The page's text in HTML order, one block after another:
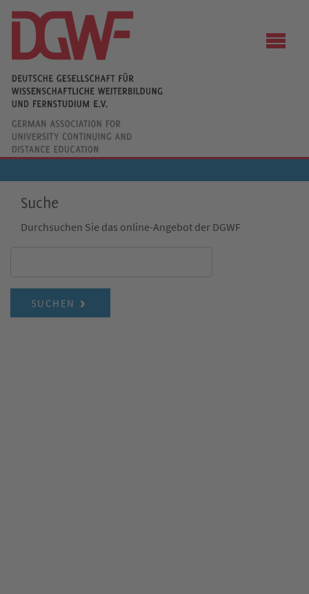
Suche
Durchsuchen Sie das online-Angebot der DGWF
SUCHEN